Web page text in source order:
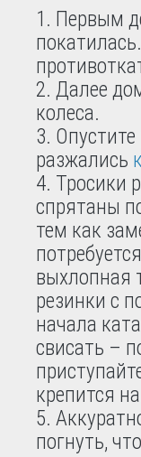
Первым
Далее
колеса.
разжались
Тросики
спрятаны
тем как
выхлопная
резинки с
начала
свисать –
крепится
погнуть,